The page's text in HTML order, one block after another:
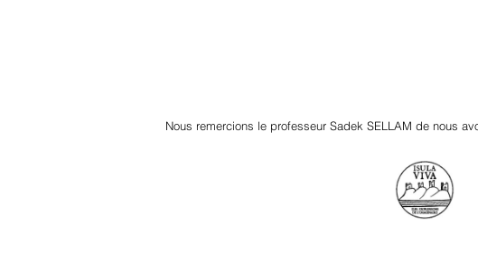
Nous remercions le professeur Sadek SELLAM de nous